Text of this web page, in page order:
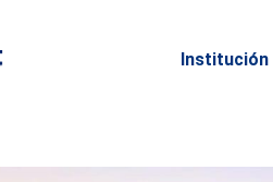
Institución